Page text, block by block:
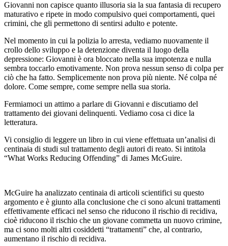
Giovanni non capisce quanto illusoria sia la sua fantasia di recupero
maturativo e ripete in modo compulsivo quei comportamenti, quei
crimini, che gli permettono di sentirsi adulto e potente.
Nel momento in cui la polizia lo arresta, vediamo nuovamente il
crollo dello sviluppo e la detenzione diventa il luogo della
depressione: Giovanni è ora bloccato nella sua impotenza e nulla
sembra toccarlo emotivamente. Non prova nessun senso di colpa per
ciò che ha fatto. Semplicemente non prova più niente. Né colpa né
dolore. Come sempre, come sempre nella sua storia.
Fermiamoci un attimo a parlare di Giovanni e discutiamo del
trattamento dei giovani delinquenti. Vediamo cosa ci dice la
letteratura.
Vi consiglio di leggere un libro in cui viene effettuata un’analisi di
centinaia di studi sul trattamento degli autori di reato. Si intitola
“What Works Reducing Offending” di James McGuire.
McGuire ha analizzato centinaia di articoli scientifici su questo
argomento e è giunto alla conclusione che ci sono alcuni trattamenti
effettivamente efficaci nel senso che riducono il rischio di recidiva,
cioè riducono il rischio che un giovane commetta un nuovo crimine,
ma ci sono molti altri cosiddetti “trattamenti” che, al contrario,
aumentano il rischio di recidiva.